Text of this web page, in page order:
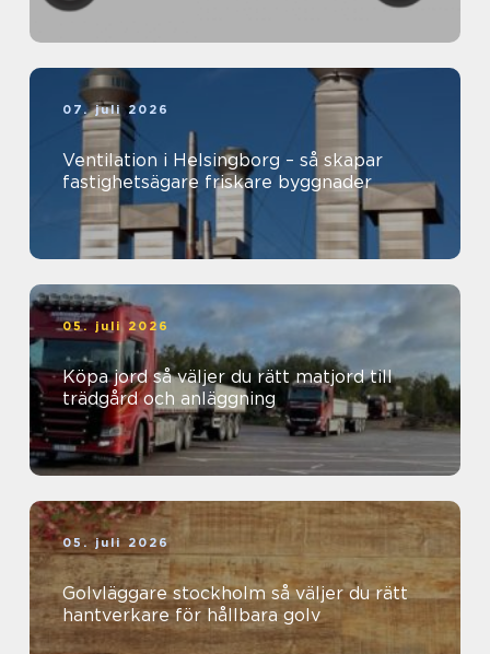
07. juli 2026
Ventilation i Helsingborg – så skapar
fastighetsägare friskare byggnader
05. juli 2026
Köpa jord så väljer du rätt matjord till
trädgård och anläggning
05. juli 2026
Golvläggare stockholm så väljer du rätt
hantverkare för hållbara golv